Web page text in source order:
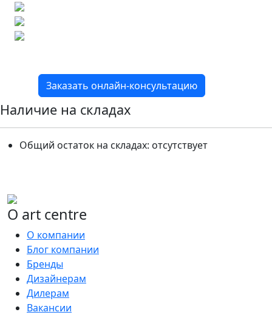
Заказать онлайн-консультацию
Наличие на складах
Общий остаток на складах: отсутствует
О art centre
О компании
Блог компании
Бренды
Дизайнерам
Дилерам
Вакансии